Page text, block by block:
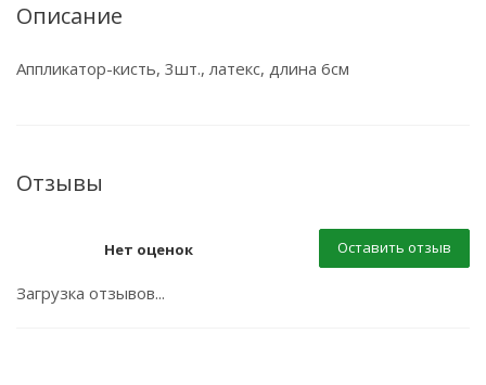
Описание
Аппликатор-кисть, 3шт., латекс, длина 6см
Отзывы
Нет оценок Оставить отзыв
Загрузка отзывов...